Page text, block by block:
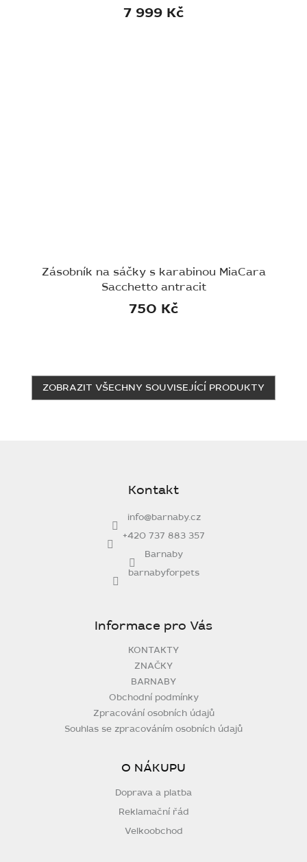
7 999 Kč
Zásobník na sáčky s karabinou MiaCara
Sacchetto antracit
750 Kč
ZOBRAZIT VŠECHNY SOUVISEJÍCÍ PRODUKTY
Kontakt
info@barnaby.cz
+420 737 883 357
Barnaby
barnabyforpets
Informace pro Vás
KONTAKTY
ZNAČKY
BARNABY
Obchodní podmínky
Zpracování osobních údajů
Souhlas se zpracováním osobních údajů
O NÁKUPU
Doprava a platba
Reklamační řád
Velkoobchod